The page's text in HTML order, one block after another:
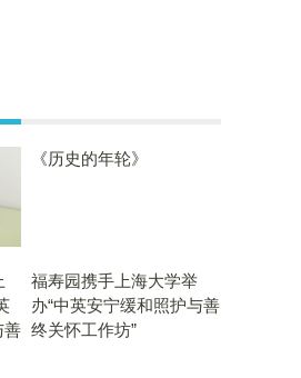
《历史的年轮》
福寿园携手上海大学举
办“中英安宁缓和照护与善
终关怀工作坊”